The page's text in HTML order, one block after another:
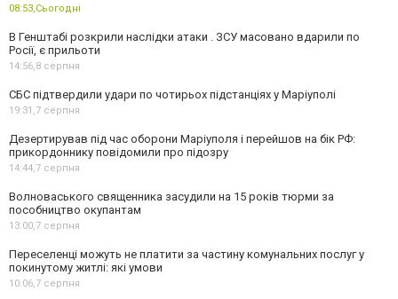
08:53,Сьогодні
В Генштабі розкрили наслідки атаки . ЗСУ масовано вдарили по
Росії, є прильоти
14:56,8 серпня
СБС підтвердили удари по чотирьох підстанціях у Маріуполі
19:31,7 серпня
Дезертирував під час оборони Маріуполя і перейшов на бік РФ:
прикордоннику повідомили про підозру
14:44,7 серпня
Волноваського священника засудили на 15 років тюрми за
пособництво окупантам
13:00,7 серпня
Переселенці можуть не платити за частину комунальних послуг у
покинутому житлі: які умови
10:06,7 серпня